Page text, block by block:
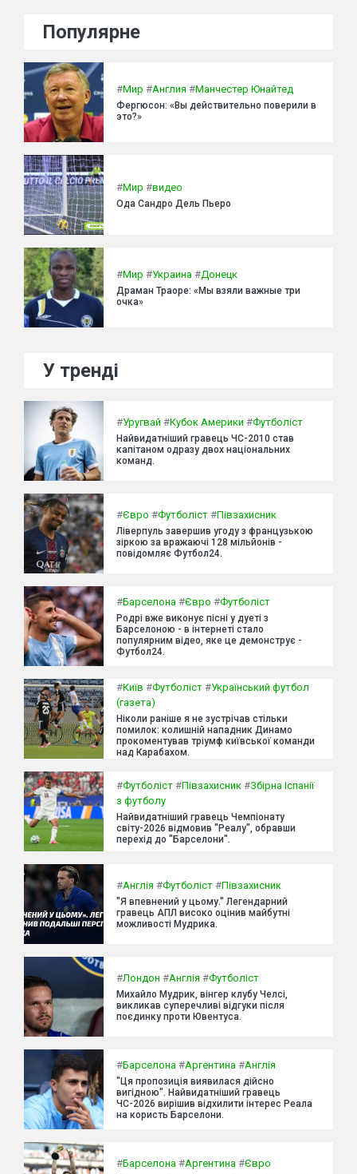
Популярне
#Мир #Англия #Манчестер Юнайтед
Фергюсон: «Вы действительно поверили в
это?»
#Мир #видео
Ода Сандро Дель Пьеро
#Мир #Украина #Донецк
Драман Траоре: «Мы взяли важные три
очка»
У тренді
#Уругвай #Кубок Америки #Футболіст
Найвидатніший гравець ЧС-2010 став
капітаном одразу двох національних
команд.
#Євро #Футболіст #Півзахисник
Ліверпуль завершив угоду з французькою
зіркою за вражаючі 128 мільйонів -
повідомляє Футбол24.
#Барселона #Євро #Футболіст
Родрі вже виконує пісні у дуеті з
Барселоною - в інтернеті стало
популярним відео, яке це демонструє -
Футбол24.
#Київ #Футболіст #Український футбол
(газета)
Ніколи раніше я не зустрічав стільки
помилок: колишній нападник Динамо
прокоментував тріумф київської команди
над Карабахом.
#Футболіст #Півзахисник #Збірна Іспанії
з футболу
Найвидатніший гравець Чемпіонату
світу-2026 відмовив "Реалу", обравши
перехід до "Барселони".
#Англія #Футболіст #Півзахисник
"Я впевнений у цьому." Легендарний
гравець АПЛ високо оцінив майбутні
можливості Мудрика.
#Лондон #Англія #Футболіст
Михайло Мудрик, вінгер клубу Челсі,
викликав суперечливі відгуки після
поєдинку проти Ювентуса.
#Барселона #Аргентина #Англія
"Ця пропозиція виявилася дійсно
вигідною". Найвидатніший гравець
ЧС-2026 вирішив відхилити інтерес Реала
на користь Барселони.
#Барселона #Аргентина #Євро